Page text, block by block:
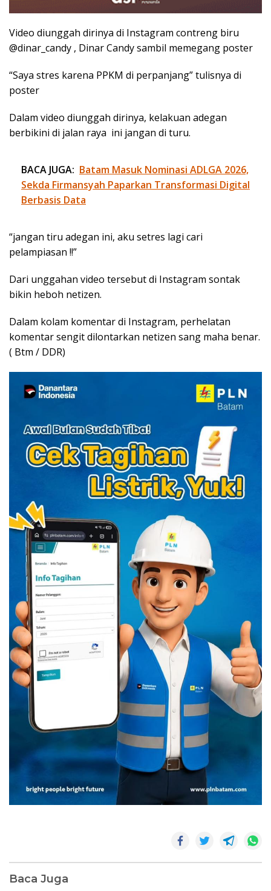
Video diunggah dirinya di Instagram contreng biru
@dinar_candy , Dinar Candy sambil memegang poster
“Saya stres karena PPKM di perpanjang” tulisnya di
poster
Dalam video diunggah dirinya, kelakuan adegan
berbikini di jalan raya ini jangan di turu.
BACA JUGA: Batam Masuk Nominasi ADLGA 2026,
Sekda Firmansyah Paparkan Transformasi Digital
Berbasis Data
“jangan tiru adegan ini, aku setres lagi cari
pelampiasan !!”
Dari unggahan video tersebut di Instagram sontak
bikin heboh netizen.
Dalam kolam komentar di Instagram, perhelatan
komentar sengit dilontarkan netizen sang maha benar.
( Btm / DDR)
Baca Juga